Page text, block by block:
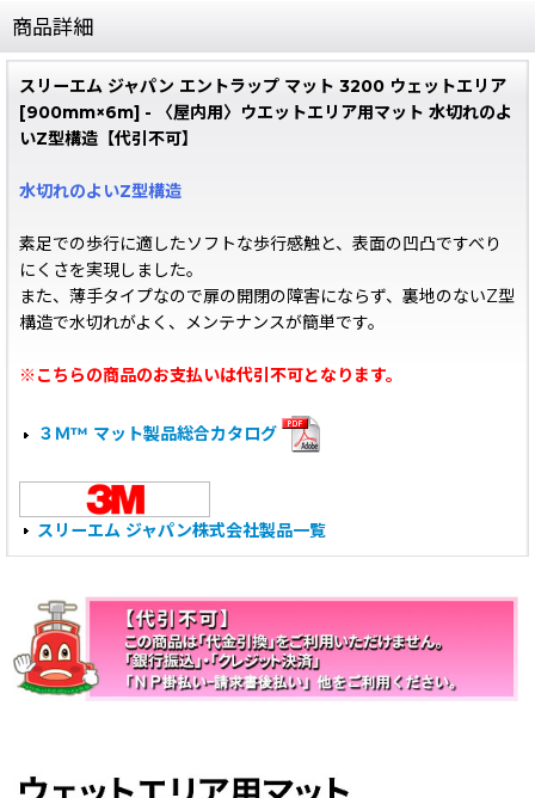
商品詳細
スリーエム ジャパン エントラップ マット 3200 ウェットエリア
[900mm×6m] - 〈屋内用〉ウエットエリア用マット 水切れのよ
いZ型構造【代引不可】
水切れのよいZ型構造
素足での歩行に適したソフトな歩行感触と、表面の凹凸ですべり
にくさを実現しました。
また、薄手タイプなので扉の開閉の障害にならず、裏地のないZ型
構造で水切れがよく、メンテナンスが簡単です。
※こちらの商品のお支払いは代引不可となります。
３Ｍ™ マット製品総合カタログ
スリーエム ジャパン株式会社製品一覧